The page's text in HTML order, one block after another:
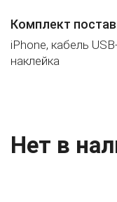
Комплект
iPhone, кабель
наклейка
Нет в